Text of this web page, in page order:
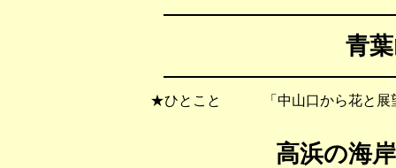
青
★ひとこと 「中山口から花と展望
高浜の海